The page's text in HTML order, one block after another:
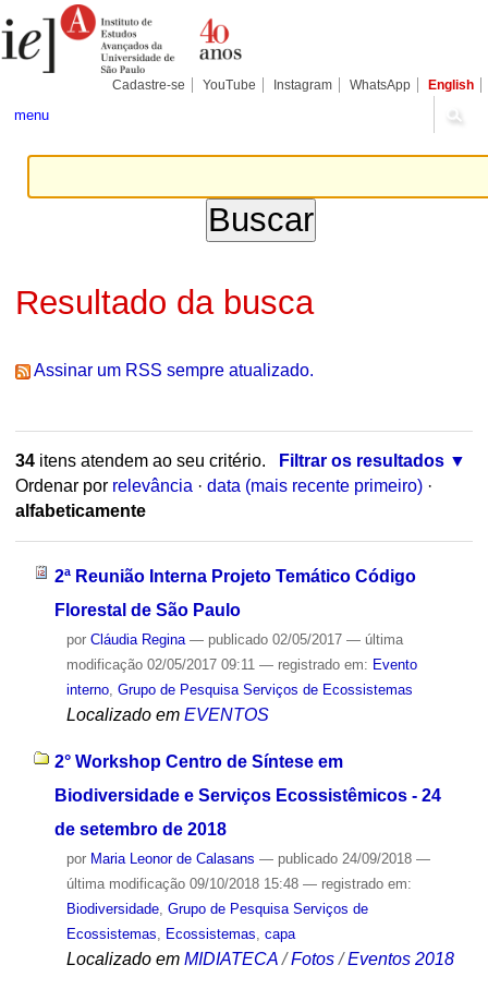
para
conteúdo.
Pessoais
Cadastre-se YouTube Instagram WhatsApp English
menu
Resultado da busca
Assinar um RSS sempre atualizado.
34itens atendem ao seu critério.
Filtrar os resultados
Ordenar por relevância · data (mais recente primeiro) ·
alfabeticamente
2ª Reunião Interna Projeto Temático Código
Florestal de São Paulo
por Cláudia Regina — publicado02/05/2017 — última
modificação02/05/2017 09:11 — registrado em: Evento
interno, Grupo de Pesquisa Serviços de Ecossistemas
Localizado em EVENTOS
2° Workshop Centro de Síntese em
Biodiversidade e Serviços Ecossistêmicos - 24
de setembro de 2018
por Maria Leonor de Calasans — publicado24/09/2018 —
última modificação09/10/2018 15:48 — registrado em:
Biodiversidade, Grupo de Pesquisa Serviços de
Ecossistemas
Ecossistemas capa
Localizado em MIDIATECA /Fotos /Eventos 2018